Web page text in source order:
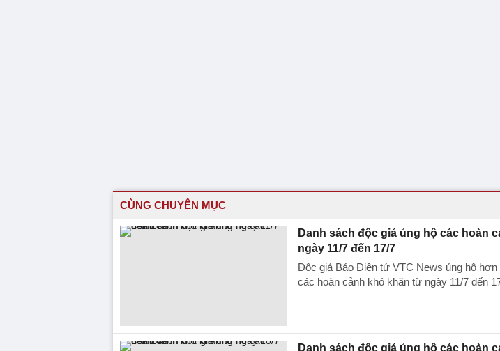
CÙNG CHUYÊN MỤC
Danh sách độc giả ủng hộ các hoàn
ngày 11/7 đến 17/7
Độc giả Báo Điện tử VTC News ủng hộ hơn
các hoàn cảnh khó khăn từ ngày 11/7 đến
Danh sách độc giả ủng hộ các hoàn